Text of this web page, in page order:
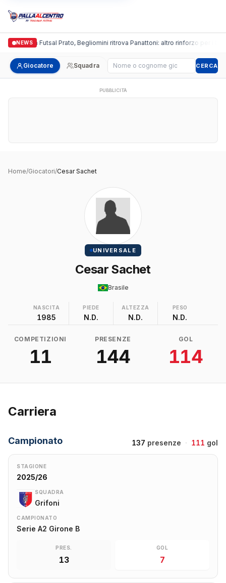
NEWS
Italgronda Futsal Prato, Begliomini ritrova Panattoni: altro rinforzo per i
Giocatore Squadra Cerca giocatore CERCA
PUBBLICITÀ
Home/Giocatori/Cesar Sachet
UNIVERSALE
Cesar Sachet
Brasile
NASCITA
1985
PIEDE
N.D.
ALTEZZA
N.D.
PESO
N.D.
COMPETIZIONI
11
PRESENZE
144
GOL
114
Carriera
Campionato 137 presenze · 111 gol
STAGIONE
2025/26
SQUADRA
Grifoni
CAMPIONATO
Serie A2 Girone B
PRES.
13
GOL
7